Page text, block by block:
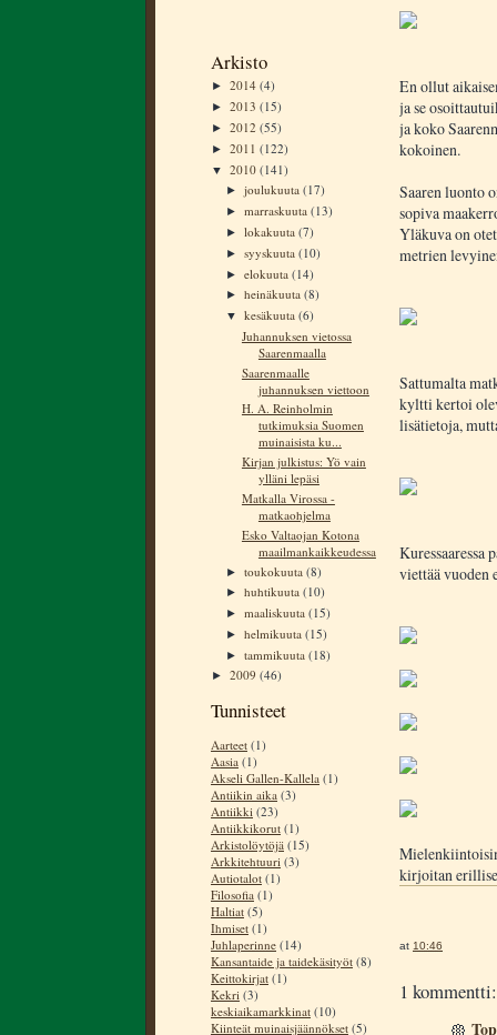
Arkisto
► 2014 (4)
► 2013 (15)
► 2012 (55)
► 2011 (122)
▼ 2010 (141)
►joulukuuta(17)
►marraskuuta(13)
►lokakuuta(7)
►syyskuuta(10)
►elokuuta(14)
►heinäkuuta(8)
▼kesäkuuta(6)
Juhannuksen vietossa
Saarenmaalla
Saarenmaalle
juhannuksen viettoon
H. A. Reinholmin
tutkimuksia Suomen
muinaisista ku...
Kirjan julkistus: Yö vain
ylläni lepäsi
Matkalla Virossa -
matkaohjelma
Esko Valtaojan Kotona
maailmankaikkeudessa
►toukokuuta(8)
►huhtikuuta(10)
►maaliskuuta(15)
►helmikuuta(15)
►tammikuuta(18)
► 2009 (46)
Tunnisteet
Aarteet (1)
Aasia (1)
Akseli Gallen-Kallela (1)
Antiikin aika (3)
Antiikki (23)
Antiikkikorut (1)
Arkistolöytöjä (15)
Arkkitehtuuri (3)
Autiotalot (1)
Filosofia (1)
Haltiat (5)
Ihmiset (1)
Juhlaperinne (14)
Kansantaide ja taidekäsityöt (8)
Keittokirjat (1)
Kekri (3)
keskiaikamarkkinat (10)
Kiinteät muinaisjäännökset (5)
En ollut
ja se
ja koko
kokoinen.
Saaren luonto
sopiva
Yläkuva on
metrien
Sattumalta
kyltti kertoi
lisätietoja,
Kuressaaressa
viettää vuoden
kirjoitan
at 10:46
1 kommentti: